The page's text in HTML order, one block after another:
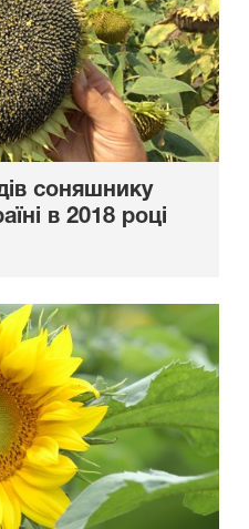
соняшнику
в 2018 році